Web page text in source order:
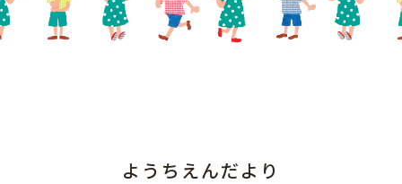
ようちえんだより